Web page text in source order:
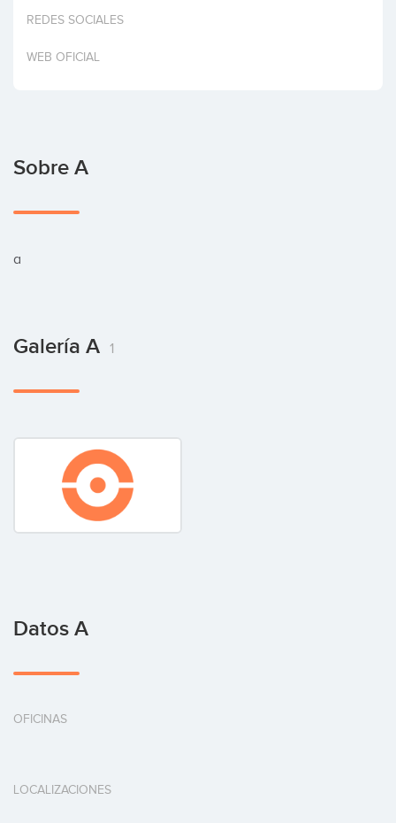
Invertir
REDES SOCIALES
WEB OFICIAL
Sobre A
a
Galería A 1
Datos A
OFICINAS
LOCALIZACIONES